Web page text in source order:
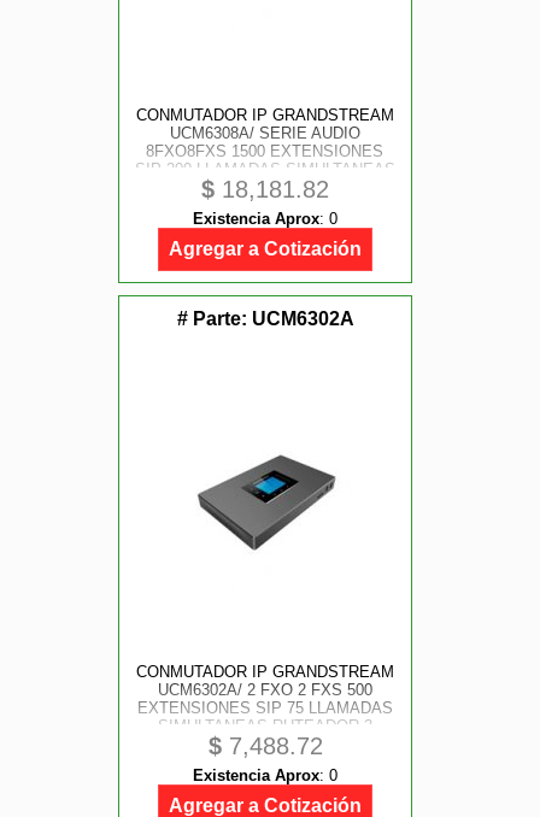
CONMUTADOR IP GRANDSTREAM
UCM6308A/ SERIE AUDIO
8FXO8FXS 1500 EXTENSIONES
SIP 200 LLAMADAS SIMULTANEAS
3 PUERTOS GIGABIT MONTAJE
EN RACK Y ESCRITORIO
COMPATIBLE CON GDMS
REMOTE CONNET WAVE
$ 18,181.82
Existencia Aprox: 0
Agregar a Cotización
# Parte: UCM6302A
CONMUTADOR IP GRANDSTREAM
UCM6302A/ 2 FXO 2 FXS 500
EXTENSIONES SIP 75 LLAMADAS
SIMULTANEAS RUTEADOR 3
PUERTOS GIGABIT MONTAJE EN
PARED Y ESCRITORIO
COMPATIBLE CON GDMS
REMOTE CONNET
$7,488.72
Existencia Aprox: 0
Agregar a Cotización